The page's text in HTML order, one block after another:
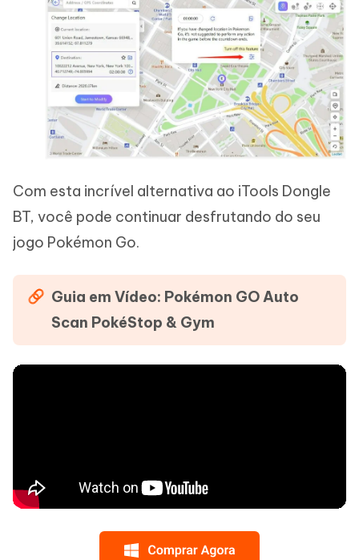
Com esta incrível alternativa ao iTools Dongle
BT, você pode continuar desfrutando do seu
jogo Pokémon Go.
Guia em Vídeo: Pokémon GO Auto
Scan PokéStop & Gym